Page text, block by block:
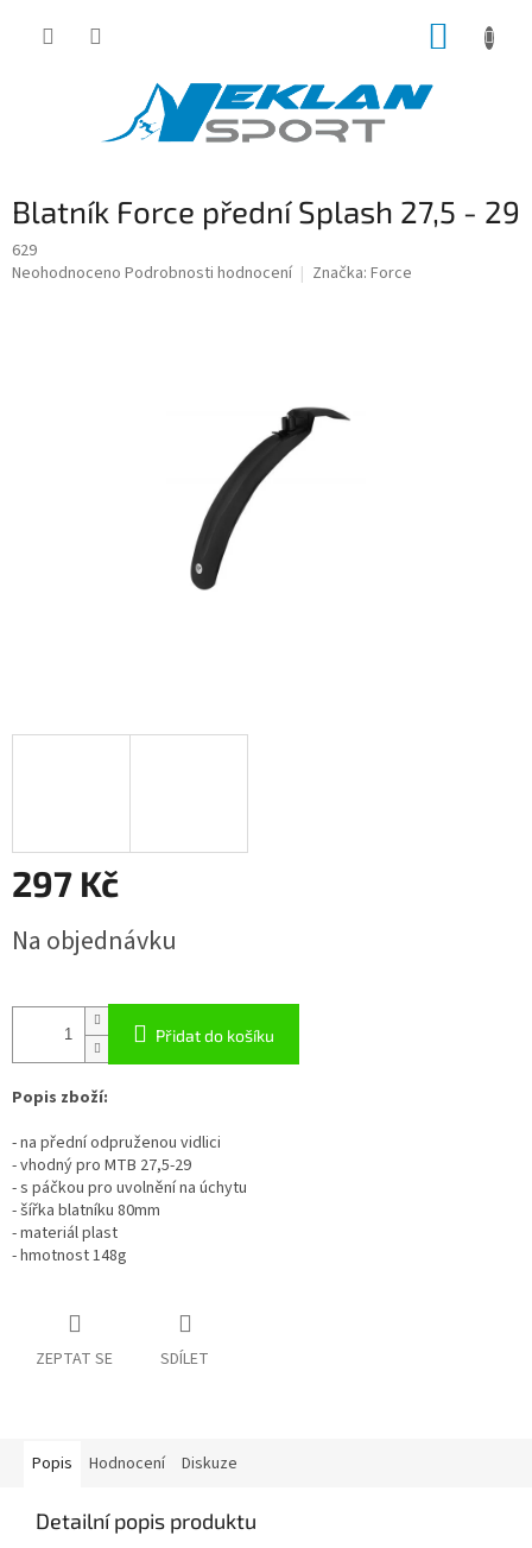
Blatník Force přední Splash 27,5 - 29
629
Průměrné
Neohodnoceno Podrobnosti hodnocení Značka: Force
297 Kč
cena:
Na objednávku
Přidat do košíku
Popis zboží:
- na přední odpruženou vidlici
- vhodný pro MTB 27,5-29
- s páčkou pro uvolnění na úchytu
- šířka blatníku 80mm
- materiál plast
- hmotnost 148g
ZEPTAT SE SDÍLET
Popis Hodnocení Diskuze
Detailní popis produktu